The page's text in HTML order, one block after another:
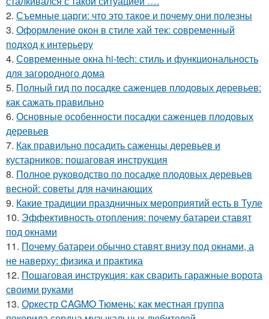
2. Съемные царги: что это такое и почему они полезны
3. Оформление окон в стиле хай тек: современный
подход к интерьеру
4. Современные окна hi-tech: стиль и функциональность
для загородного дома
5. Полный гид по посадке саженцев плодовых деревьев:
как сажать правильно
6. Основные особенности посадки саженцев плодовых
деревьев
7. Как правильно посадить саженцы деревьев и
кустарников: пошаговая инструкция
8. Полное руководство по посадке плодовых деревьев
весной: советы для начинающих
9. Какие традиции праздничных мероприятий есть в Туле
10. Эффективность отопления: почему батареи ставят
под окнами
11. Почему батареи обычно ставят внизу под окнами, а
не наверху: физика и практика
12. Пошаговая инструкция: как сварить гаражные ворота
своими руками
13. Оркестр CAGMO Тюмень: как местная группа